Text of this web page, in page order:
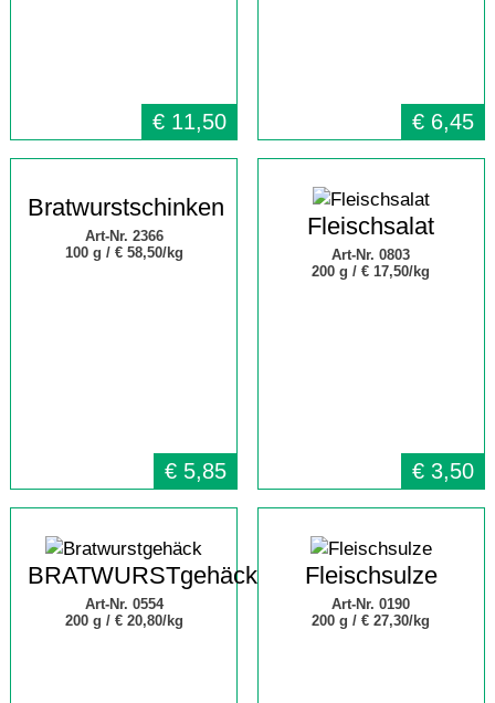
€ 11,50 € 6,45
Bratwurstschinken
Art-Nr. 2366
100 g / € 58,50/kg
€ 5,85
Fleischsalat
Art-Nr. 0803
200 g /€ 17,50/kg
€ 3,50
BRATWURSTgehäck
Art-Nr. 0554
200 g / € 20,80/kg
Fleischsulze
Art-Nr. 0190
200 g /€ 27,30/kg